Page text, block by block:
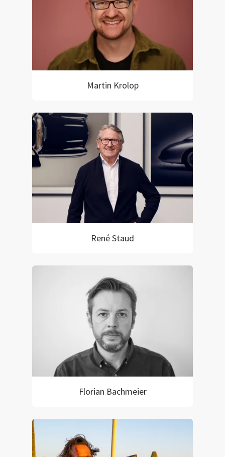
Martin Krolop
René Staud
Florian Bachmeier